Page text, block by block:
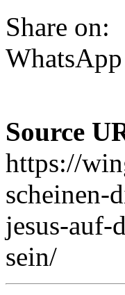
Share on:
WhatsApp
Source
https://
scheinen-
jesus-auf-
sein/